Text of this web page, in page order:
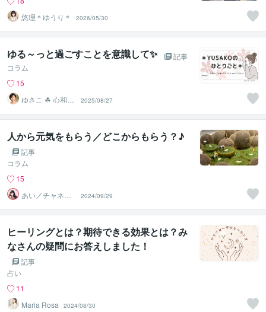
悠理＊ゆうり＊
2026/05/30
ゆる～っと過ごすことを意識して✨
記事
コラム
15
ゆさこ ☘ 心和ら
ぐ拠り所
2025/08/27
人から元気をもらう／どこからもらう？♪
記事
コラム
15
あい／チャネリ
ングアート✨夏S
ALE
2024/09/29
ヒーリングとは？期待できる効果とは？み
なさんの疑問にお答えしました！
記事
占い
11
Maria Rosa
2024/08/30